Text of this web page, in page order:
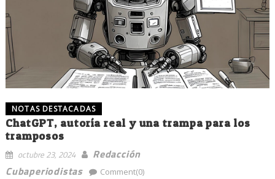
NOTAS DESTACADAS
ChatGPT, autoría real y una trampa para los
tramposos
octubre 23, 2024
Redacción
Cubaperiodistas
Comment(0)